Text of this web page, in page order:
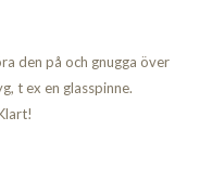
den på och gnugga över
t ex en glasspinne.